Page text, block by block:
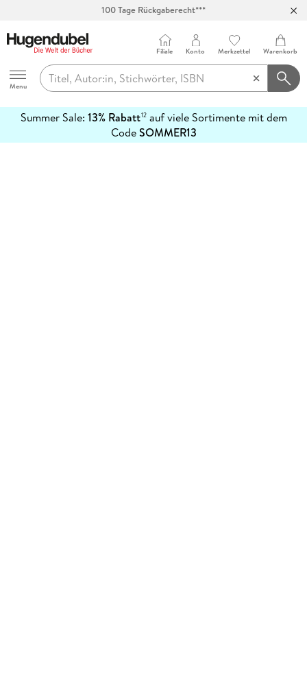
100 Tage Rückgaberecht***
Hugendubel
Menu
Filiale Konto Merkzettel Warenkorb
Summer Sale: 13% Rabatt12auf viele Sortimente mit dem
CodeSOMMER13
erfahren